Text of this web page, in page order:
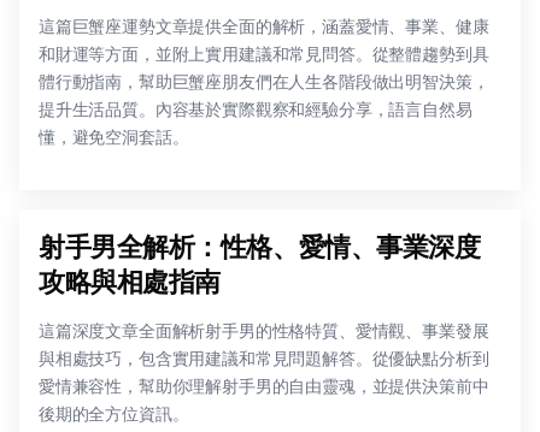
這篇巨蟹座運勢文章提供全面的解析，涵蓋愛情、事業、健康
和財運等方面，並附上實用建議和常見問答。從整體趨勢到具
體行動指南，幫助巨蟹座朋友們在人生各階段做出明智決策，
提升生活品質。內容基於實際觀察和經驗分享，語言自然易
懂，避免空洞套話。
射手男全解析：性格、愛情、事業深度
攻略與相處指南
這篇深度文章全面解析射手男的性格特質、愛情觀、事業發展
與相處技巧，包含實用建議和常見問題解答。從優缺點分析到
愛情兼容性，幫助你理解射手男的自由靈魂，並提供決策前中
後期的全方位資訊。